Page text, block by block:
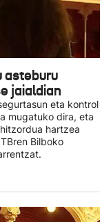
asteburu
jaialdian
eta kontrol
mugatuko dira, eta
hartzea
Bilboko